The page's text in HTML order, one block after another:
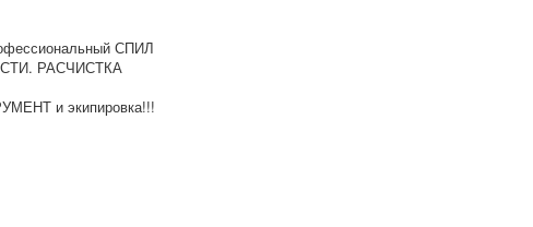
СПИЛ
РАСЧИСТКА
и экипировка!!!